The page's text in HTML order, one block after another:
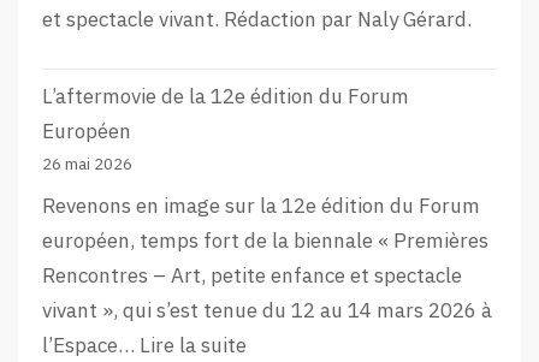
et spectacle vivant. Rédaction par Naly Gérard.
L’aftermovie de la 12e édition du Forum
Européen
26 mai 2026
Revenons en image sur la 12e édition du Forum
européen, temps fort de la biennale « Premières
Rencontres – Art, petite enfance et spectacle
vivant », qui s’est tenue du 12 au 14 mars 2026 à
l’Espace… Lire la suite